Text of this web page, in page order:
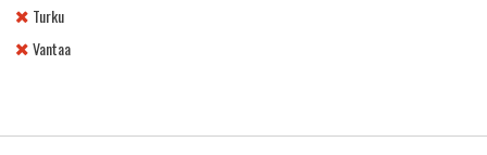
Turku
Vantaa